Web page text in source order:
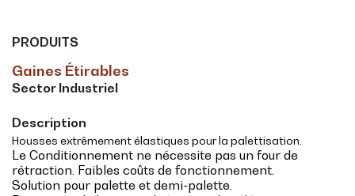
PRODUITS
Gaines Étirables
Sector Industriel
Description
Housses extrêmement élastiques pour la palettisation.
Le Conditionnement ne nécessite pas un four de
rétraction. Faibles coûts de fonctionnement.
Solution pour palette et demi-palette.